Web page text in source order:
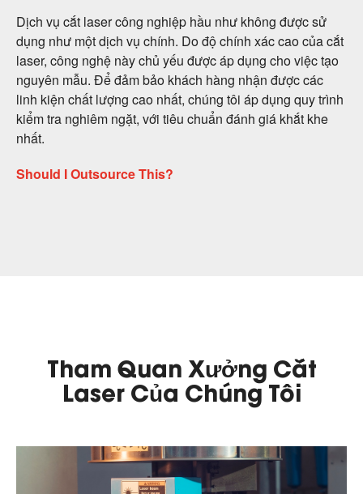
Dịch vụ cắt laser công nghiệp hầu như không được sử
dụng như một dịch vụ chính. Do độ chính xác cao của cắt
laser, công nghệ này chủ yếu được áp dụng cho việc tạo
nguyên mẫu. Để đảm bảo khách hàng nhận được các
linh kiện chất lượng cao nhất, chúng tôi áp dụng quy trình
kiểm tra nghiêm ngặt, với tiêu chuẩn đánh giá khắt khe
nhất.
Should I Outsource This?
Tham Quan Xưởng Cắt
Laser Của Chúng Tôi